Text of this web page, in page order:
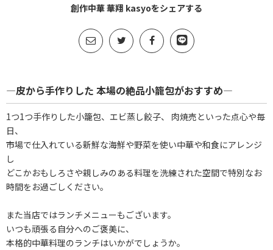
創作中華 華翔 kasyoをシェアする
―皮から手作りした 本場の絶品小籠包がおすすめ―
1つ1つ手作りした小籠包、エビ蒸し餃子、 肉焼売といった点心や毎
日、
市場で仕入れている新鮮な海鮮や野菜を使い中華や和食にアレンジ
し
どこかおもしろさや親しみのある料理を洗練された空間で特別なお
時間をお過ごしください。
また当店ではランチメニューもございます。
いつも頑張る自分へのご褒美に、
本格的中華料理のランチはいかがでしょうか。